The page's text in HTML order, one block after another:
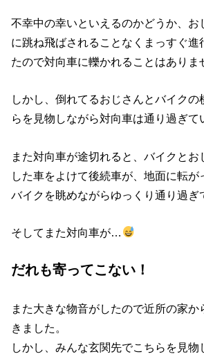
不幸中の幸いといえるのかどうか、お
に跳ね飛ばされることなくまっすぐ進
たので対向車に轢かれることはありま
しかし、倒れてるおじさんとバイクの
らを見物しながら対向車は通り過ぎて
また対向車が途切れると、バイクとお
した車をよけて後続車が、地面に転が
バイクを眺めながらゆっくり通り過ぎ
そしてまた対向車が…
だれも寄ってこない！
また大きな物音がしたので近所の家か
きました。
しかし、みんな玄関先でこちらを見物